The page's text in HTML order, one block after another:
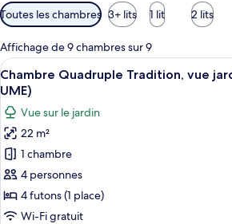
Filtres
disponibles
pour
les
chambres
Toutes les chambres 3+ lits 1 lit 2 lits
Affichage de 9 chambres sur 9
Afficher
toutes
les
photos
pour
ce
type
de
chambre :
Une
16
Chambre Quadruple Tradition, vue
UME)
Vue sur le jardin
22 m²
1 chambre
4 personnes
4 futons (1 place)
Wi-Fi gratuit